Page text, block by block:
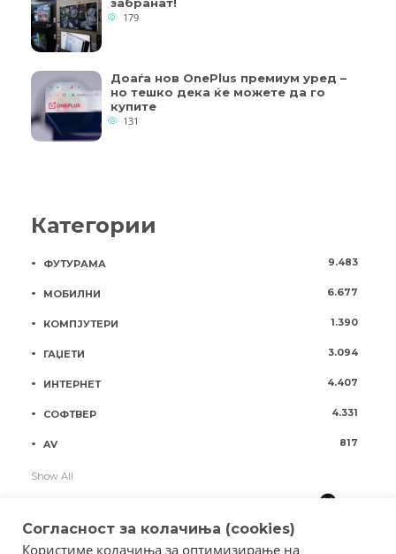
179
Доаѓа нов OnePlus премиум уред –
но тешко дека ќе можете да го
купите
131
Категории
ФУТУРАМА 9.483
МОБИЛНИ 6.677
КОМПЈУТЕРИ 1.390
ГАЏЕТИ 3.094
ИНТЕРНЕТ 4.407
СОФТВЕР 4.331
AV 817
Show All
Согласност за колачиња (cookies)
Користиме колачиња за оптимизирање на